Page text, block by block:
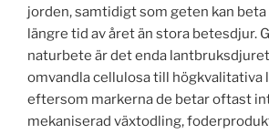
jorden, samtidigt som geten kan
längre tid av året än stora betesdjur.
naturbete är det enda
omvandla cellulosa till högkvalitativa
eftersom markerna de betar oftast
mekaniserad växtodling,